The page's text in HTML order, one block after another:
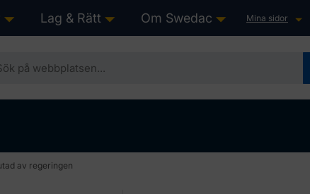
show submenu for “Tjänster”
Lag & Rätt show submenu for “Lag & Rätt”
Om Swedac show submenu
Mina sidor
av regeringen